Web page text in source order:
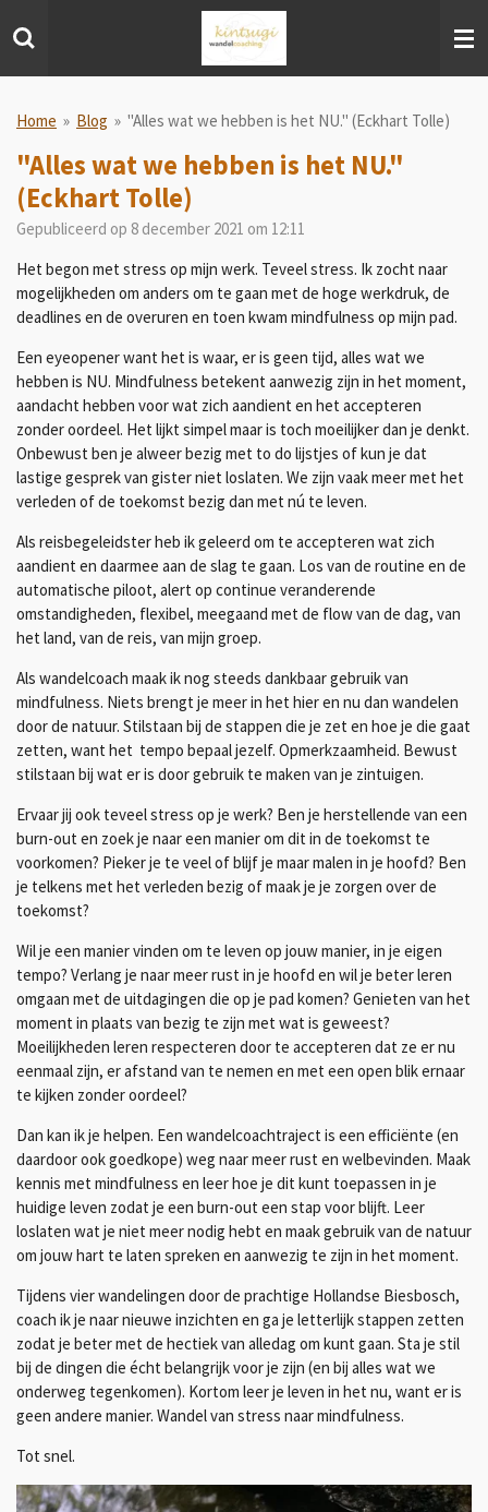
direct
hoofdinhoud
Home » Blog » "Alles wat we hebben is het NU." (Eckhart Tolle)
"Alles wat we hebben is het NU."
(Eckhart Tolle)
Gepubliceerd op 8 december 2021 om 12:11
Het begon met stress op mijn werk. Teveel stress. Ik zocht naar
mogelijkheden om anders om te gaan met de hoge werkdruk, de
deadlines en de overuren en toen kwam mindfulness op mijn pad.
Een eyeopener want het is waar, er is geen tijd, alles wat we
hebben is NU. Mindfulness betekent aanwezig zijn in het moment,
aandacht hebben voor wat zich aandient en het accepteren
zonder oordeel. Het lijkt simpel maar is toch moeilijker dan je denkt.
Onbewust ben je alweer bezig met to do lijstjes of kun je dat
lastige gesprek van gister niet loslaten. We zijn vaak meer met het
verleden of de toekomst bezig dan met nú te leven.
Als reisbegeleidster heb ik geleerd om te accepteren wat zich
aandient en daarmee aan de slag te gaan. Los van de routine en de
automatische piloot, alert op continue veranderende
omstandigheden, flexibel, meegaand met de flow van de dag, van
het land, van de reis, van mijn groep.
Als wandelcoach maak ik nog steeds dankbaar gebruik van
mindfulness. Niets brengt je meer in het hier en nu dan wandelen
door de natuur. Stilstaan bij de stappen die je zet en hoe je die gaat
zetten, want het tempo bepaal jezelf. Opmerkzaamheid. Bewust
stilstaan bij wat er is door gebruik te maken van je zintuigen.
Ervaar jij ook teveel stress op je werk? Ben je herstellende van een
burn-out en zoek je naar een manier om dit in de toekomst te
voorkomen? Pieker je te veel of blijf je maar malen in je hoofd? Ben
je telkens met het verleden bezig of maak je je zorgen over de
toekomst?
Wil je een manier vinden om te leven op jouw manier, in je eigen
tempo? Verlang je naar meer rust in je hoofd en wil je beter leren
omgaan met de uitdagingen die op je pad komen? Genieten van het
moment in plaats van bezig te zijn met wat is geweest?
Moeilijkheden leren respecteren door te accepteren dat ze er nu
eenmaal zijn, er afstand van te nemen en met een open blik ernaar
te kijken zonder oordeel?
Dan kan ik je helpen. Een wandelcoachtraject is een efficiënte (en
daardoor ook goedkope) weg naar meer rust en welbevinden. Maak
kennis met mindfulness en leer hoe je dit kunt toepassen in je
huidige leven zodat je een burn-out een stap voor blijft. Leer
loslaten wat je niet meer nodig hebt en maak gebruik van de natuur
om jouw hart te laten spreken en aanwezig te zijn in het moment.
Tijdens vier wandelingen door de prachtige Hollandse Biesbosch,
coach ik je naar nieuwe inzichten en ga je letterlijk stappen zetten
zodat je beter met de hectiek van alledag om kunt gaan. Sta je stil
bij de dingen die écht belangrijk voor je zijn (en bij alles wat we
onderweg tegenkomen). Kortom leer je leven in het nu, want er is
geen andere manier. Wandel van stress naar mindfulness.
Tot snel.